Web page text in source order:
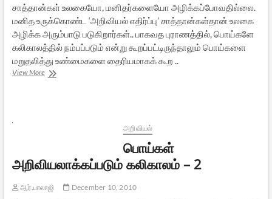
சாத்தான்கள் உலகையோ, மனிதர்களையோ அழிக்கப்போவதில்லை.
மனித உருக்கொண்ட ‘அறிவியல் எதிர்ப்பு’ சாத்தான்கள்தான் உலகை
அழிக்க அரும்பாடு படுகிறார்கள்.. பாகவத புராணத்தில், பொய்களே
கலிகாலத்தில் நம்பப்படும் என்று கூறப்பட்டிருந்தாலும் பொய்களை
மறுதலித்து உண்மைகளை தைரியமாகக் கூற ..
View Moreபொய்கள்
அறிவியல்
பொய்கள்
அறிவியலாக்கப்படும் கலிகாலம் – 2
ஆர்.பாலாஜி
December 10, 2010